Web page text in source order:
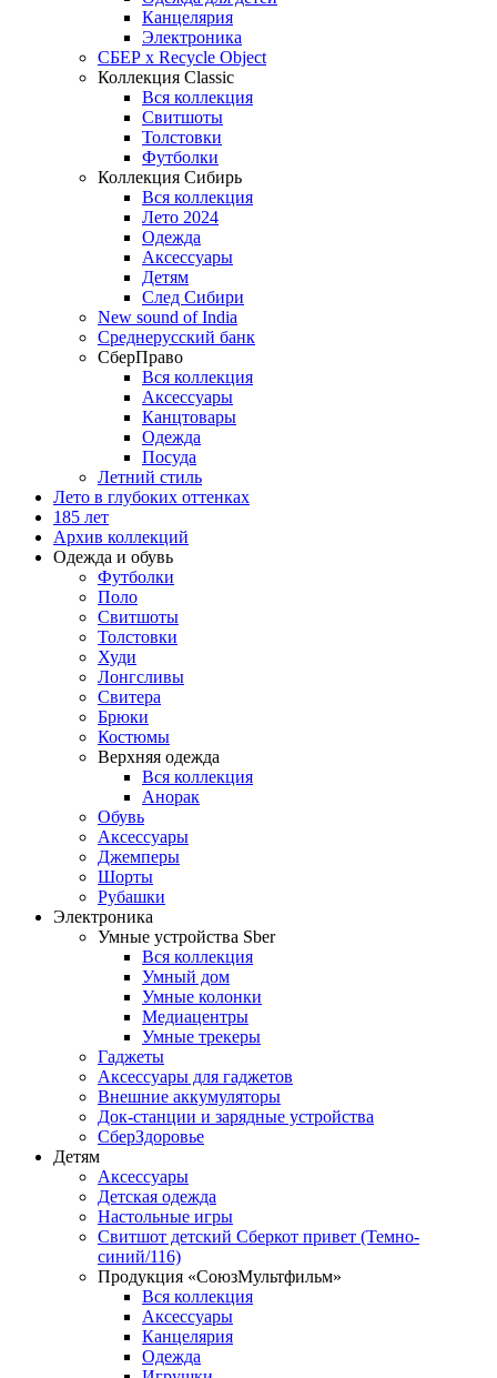
Канцелярия
Электроника
СБЕР x Recycle Object
Коллекция Classic
Вся коллекция
Свитшоты
Толстовки
Футболки
Коллекция Сибирь
Вся коллекция
Лето 2024
Одежда
Аксессуары
Детям
След Сибири
New sound of India
Среднерусский банк
СберПраво
Вся коллекция
Аксессуары
Канцтовары
Одежда
Посуда
Летний стиль
Лето в глубоких оттенках
185 лет
Архив коллекций
Одежда и обувь
Футболки
Поло
Свитшоты
Толстовки
Худи
Лонгсливы
Свитера
Брюки
Костюмы
Верхняя одежда
Вся коллекция
Анорак
Обувь
Аксессуары
Джемперы
Шорты
Рубашки
Электроника
Умные устройства Sber
Вся коллекция
Умный дом
Умные колонки
Медиацентры
Умные трекеры
Гаджеты
Аксессуары для гаджетов
Внешние аккумуляторы
Док-станции и зарядные устройства
СберЗдоровье
Детям
Аксессуары
Детская одежда
Настольные игры
Свитшот детский Сберкот привет (Темно-
синий/116)
Продукция «СоюзМультфильм»
Вся коллекция
Аксессуары
Канцелярия
Одежда